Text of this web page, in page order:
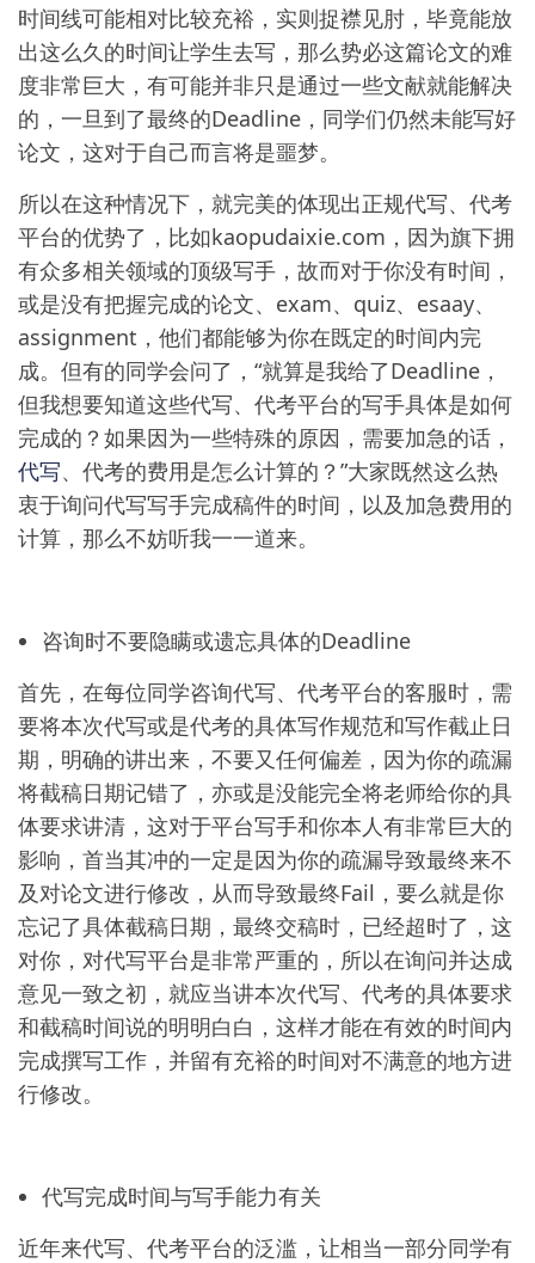
时间线可能相对比较充裕，实则捉襟见肘，毕竟能放
出这么久的时间让学生去写，那么势必这篇论文的难
度非常巨大，有可能并非只是通过一些文献就能解决
的，一旦到了最终的Deadline，同学们仍然未能写好
论文，这对于自己而言将是噩梦。
所以在这种情况下，就完美的体现出正规代写、代考
平台的优势了，比如kaopudaixie.com，因为旗下拥
有众多相关领域的顶级写手，故而对于你没有时间，
或是没有把握完成的论文、exam、quiz、esaay、
assignment，他们都能够为你在既定的时间内完
成。但有的同学会问了，“就算是我给了Deadline，
但我想要知道这些代写、代考平台的写手具体是如何
完成的？如果因为一些特殊的原因，需要加急的话，
代写、代考的费用是怎么计算的？”大家既然这么热
衷于询问代写写手完成稿件的时间，以及加急费用的
计算，那么不妨听我一一道来。
咨询时不要隐瞒或遗忘具体的Deadline
首先，在每位同学咨询代写、代考平台的客服时，需
要将本次代写或是代考的具体写作规范和写作截止日
期，明确的讲出来，不要又任何偏差，因为你的疏漏
将截稿日期记错了，亦或是没能完全将老师给你的具
体要求讲清，这对于平台写手和你本人有非常巨大的
影响，首当其冲的一定是因为你的疏漏导致最终来不
及对论文进行修改，从而导致最终Fail，要么就是你
忘记了具体截稿日期，最终交稿时，已经超时了，这
对你，对代写平台是非常严重的，所以在询问并达成
意见一致之初，就应当讲本次代写、代考的具体要求
和截稿时间说的明明白白，这样才能在有效的时间内
完成撰写工作，并留有充裕的时间对不满意的地方进
行修改。
代写完成时间与写手能力有关
近年来代写、代考平台的泛滥，让相当一部分同学有